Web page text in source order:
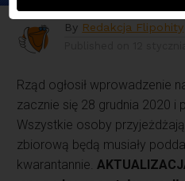
By Redakcja Flipohity
Rząd ogłosił wprowadzenie
zacznie się 28 grudnia 2020
Wszystkie osoby
zbiorową będą musiały
kwarantannie.